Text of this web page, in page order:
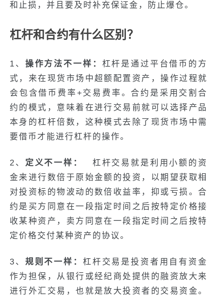
和止损，并且要及时补充保证金，防止爆仓。
杠杆和合约有什么区别？
1、 操作方法不一样： 杠杆是通过平台借币的方
式，来在现货市场中超额配置资产，操作过程就
会包含借币费率+交易费率。合约是采用交割合
约的模式，意味着在进行交易前就可以选择产品
本身的杠杆倍数，这种模式去除了现货市场中需
要借币才能进行杠杆的操作。
2、 定义不一样：
杠杆交易就是利用小额的资
金来进行数倍于原始金额的投资，以期望获取相
对投资标的物波动的数倍收益率，抑或亏损。合
约是买方同意在一段指定时间之后按特定价格接
收某种资产，卖方同意在一段指定时间之后按特
定价格交付某种资产的协议。
3、 规则不一样： 杠杆交易是投资者用自有资金
作为担保，从银行或经纪商处提供的融资放大来
进行外汇交易，也就是放大投资者的交易资金。